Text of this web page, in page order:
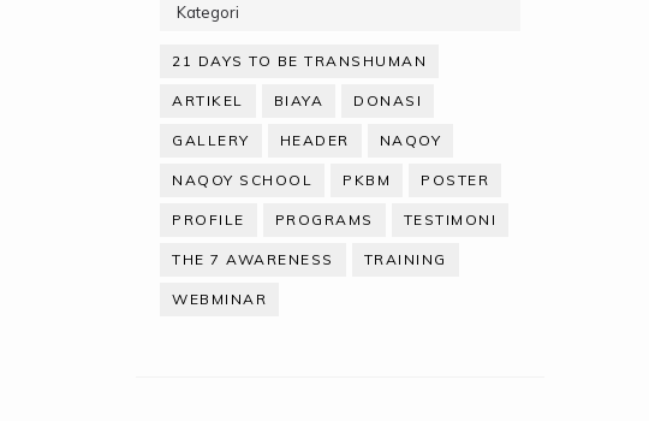
Kategori
21 DAYS TO BE TRANSHUMAN
ARTIKEL BIAYA DONASI
GALLERY HEADER NAQOY
NAQOY SCHOOL PKBM POSTER
PROFILE PROGRAMS TESTIMONI
THE 7 AWARENESS TRAINING
WEBMINAR